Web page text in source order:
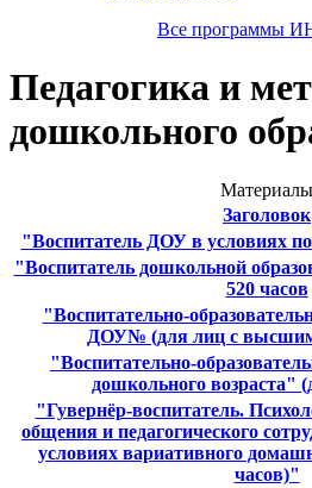
Все программы
Педагогика и
дошкольного
Материалы
Заголовок
"Воспитатель ДОУ в условиях
"Воспитатель дошкольной
520 часов
"Воспитательно-
ДОУ№ (для лиц с высшим
"Воспитательно-
дошкольного возраста"
"Гувернёр-воспитатель.
общения и педагогического
условиях вариативного
часов)"